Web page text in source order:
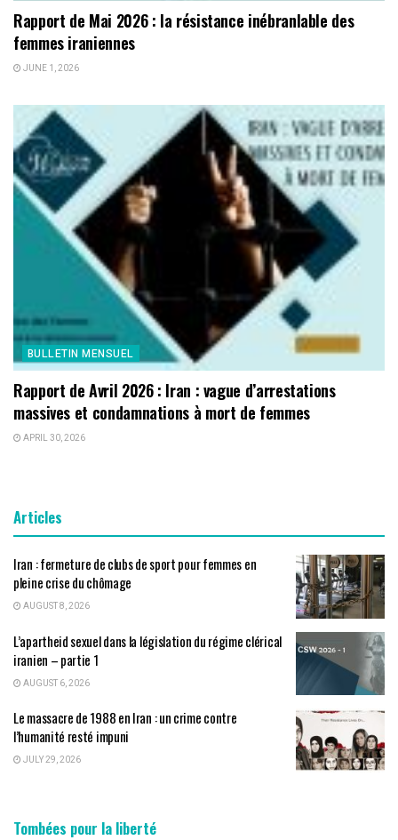
Rapport de Mai 2026 : la résistance inébranlable des
femmes iraniennes
JUNE 1, 2026
BULLETIN MENSUEL
Rapport de Avril 2026 : Iran : vague d’arrestations
massives et condamnations à mort de femmes
APRIL 30, 2026
Articles
Iran : fermeture de clubs de sport pour femmes en
pleine crise du chômage
AUGUST 8, 2026
L’apartheid sexuel dans la législation du régime clérical
iranien – partie 1
AUGUST 6, 2026
Le massacre de 1988 en Iran : un crime contre
l’humanité resté impuni
JULY 29, 2026
Tombées pour la liberté